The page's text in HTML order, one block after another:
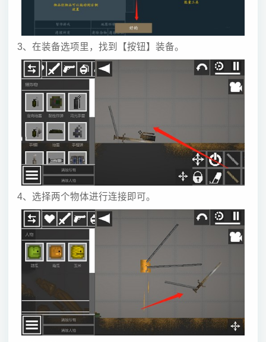
3、在装备选项里，找到【按钮】装备。
4、选择两个物体进行连接即可。